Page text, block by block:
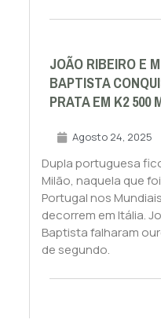
JOÃO RIBEIRO E
BAPTISTA
PRATA EM K2 500
Agosto 24, 2025
Dupla portuguesa
Milão, naquela que
Portugal nos
decorrem em Itália.
Baptista falharam
de segundo.